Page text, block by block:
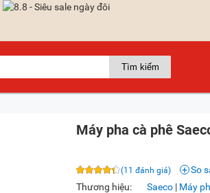
Máy pha cà phê
(11 đánh giá)
So
Thương hiệu:
Saeco | Máy